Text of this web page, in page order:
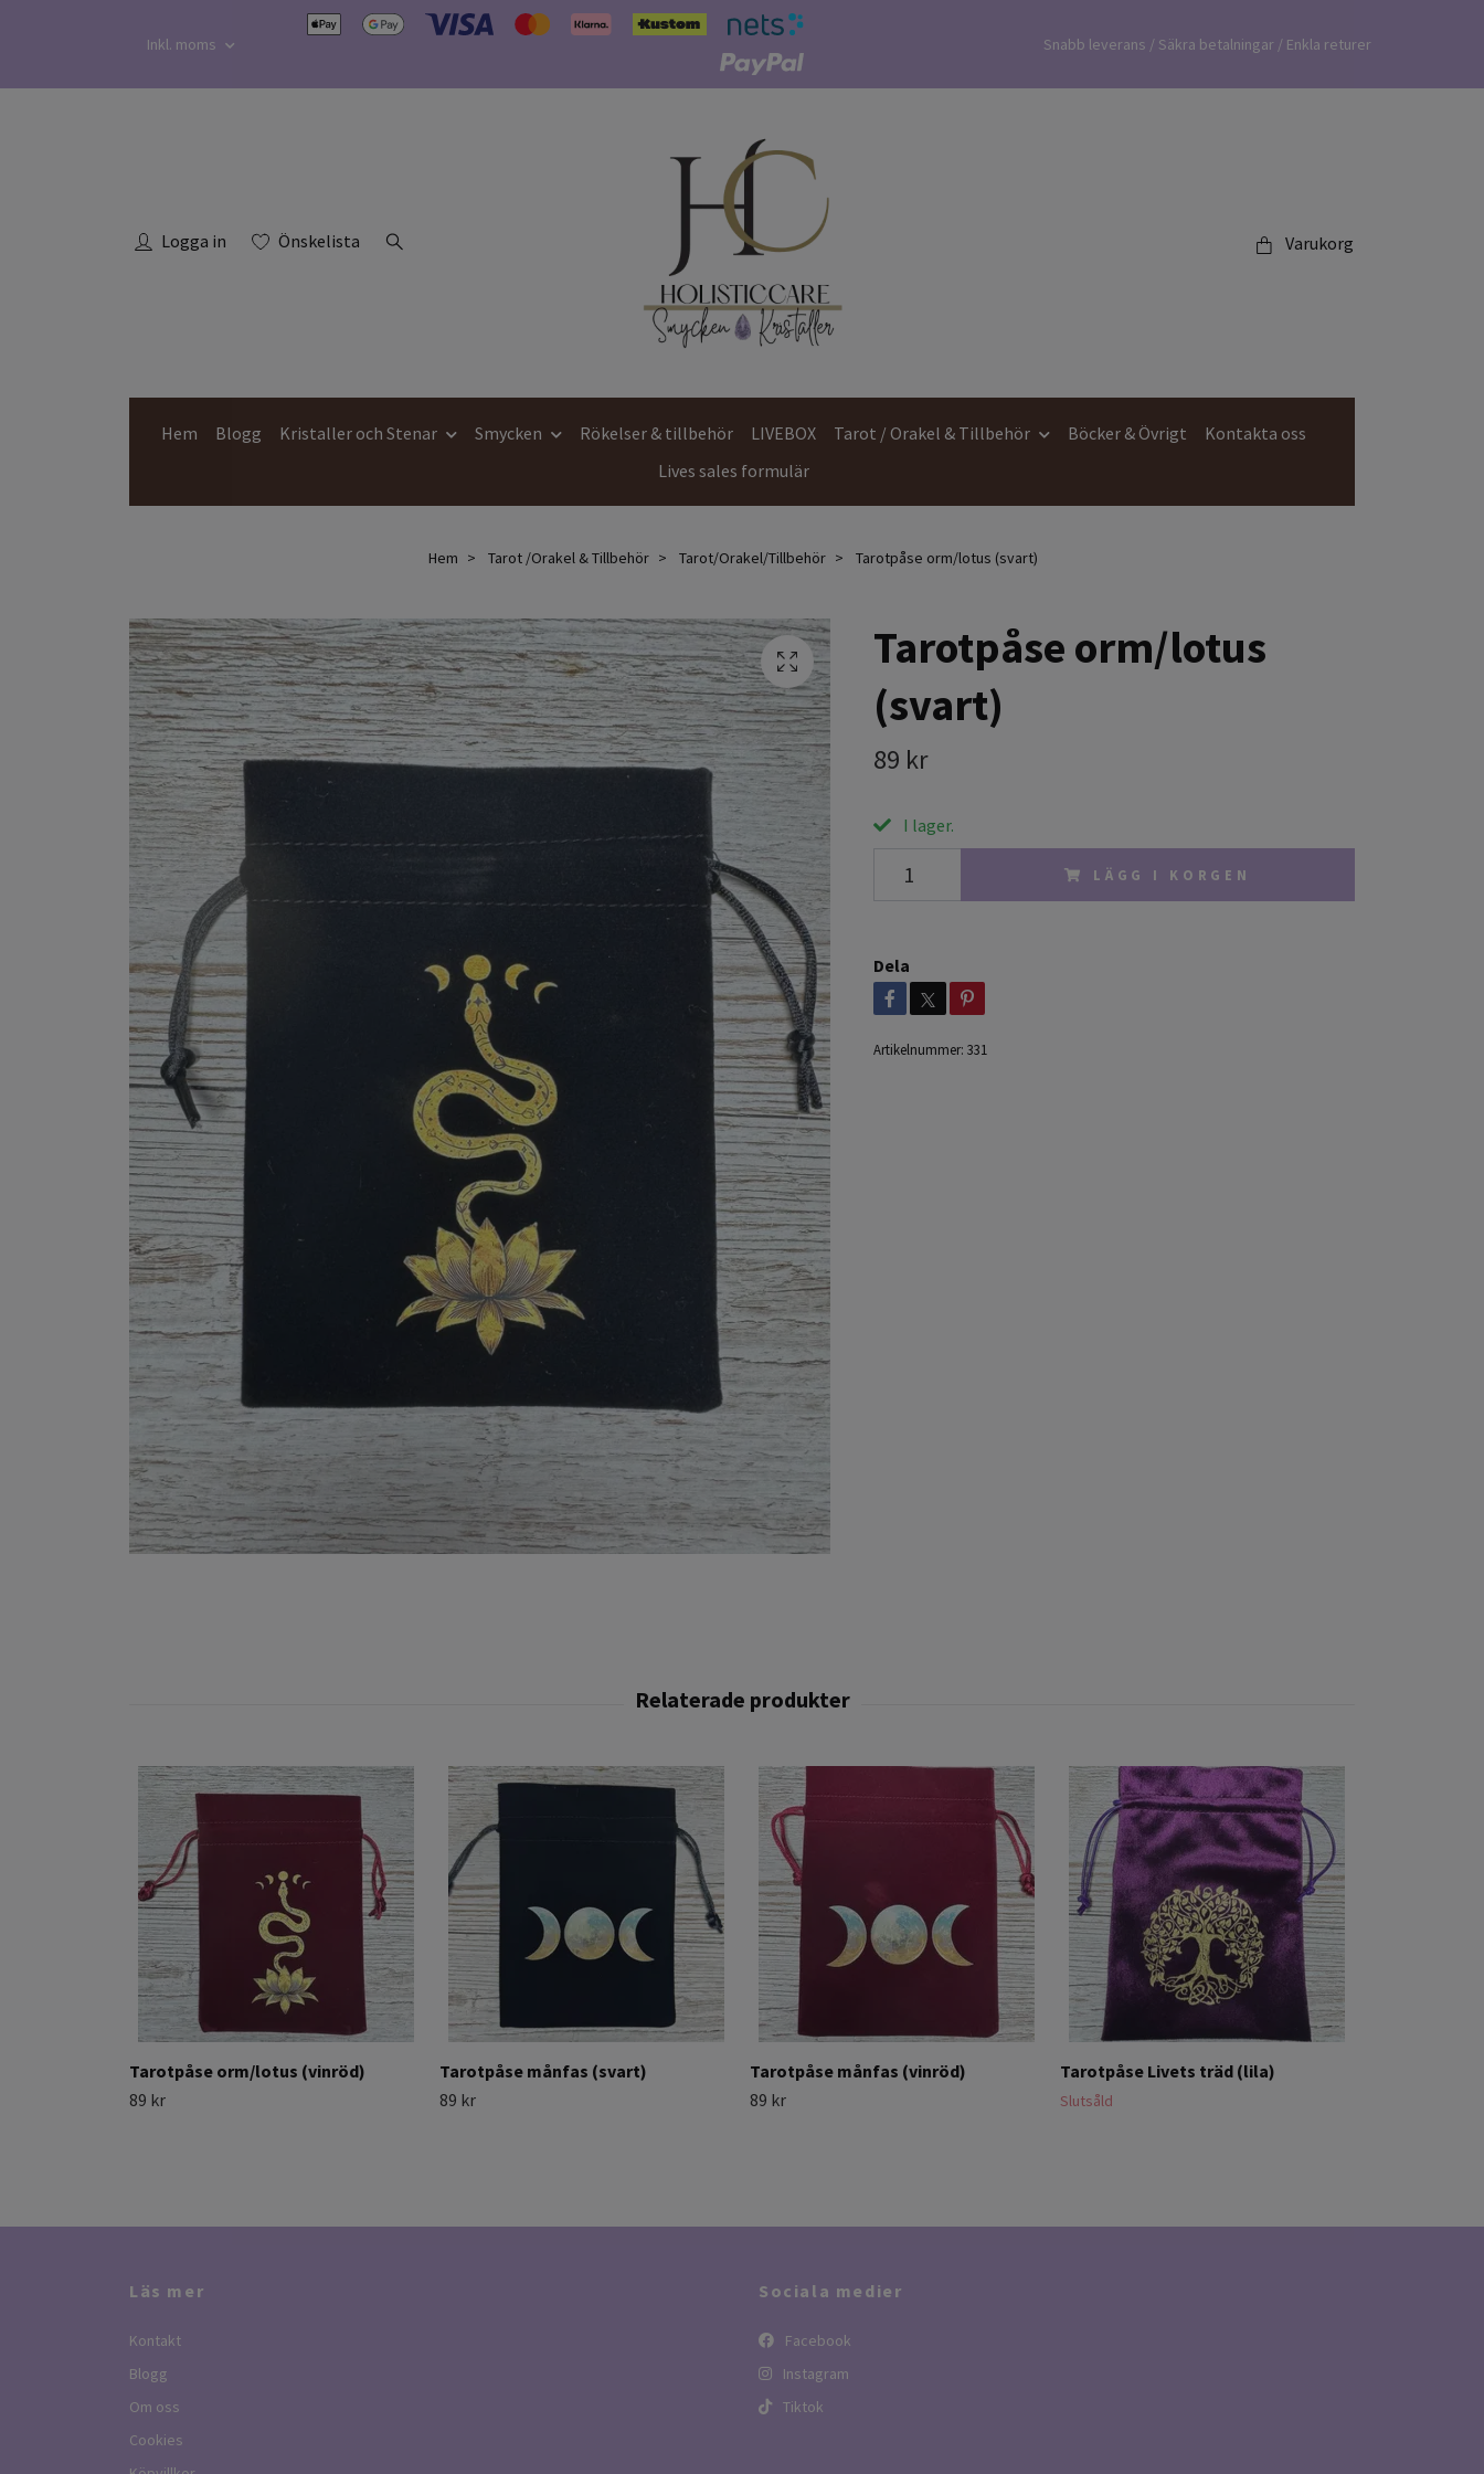
Inkl. moms Snabb leverans / Säkra betalningar / Enkla returer
Logga in Önskelista Varukorg
Hem Blogg Kristaller och Stenar Smycken Rökelser & tillbehör LIVEBOX Tarot / Orakel & Tillbehör Böcker & Övrigt
Kontakta oss
Lives sales formulär
Hem Tarot /Orakel & Tillbehör Tarot/Orakel/Tillbehör Tarotpåse orm/lotus (svart)
Tarotpåse orm/lotus
(svart)
89 kr
I lager.
LÄGG I KORGEN
Dela
Artikelnummer: 331
Tarotpåse orm/lotus (vinröd)
89 kr
Tarotpåse månfas (svart)
89 kr
Tarotpåse månfas (vinröd)
89 kr
Tarotpåse Livets träd (lila)
Slutsåld
Läs mer
Kontakt
Blogg
Om oss
Cookies
Sociala medier
Facebook
Instagram
Tiktok